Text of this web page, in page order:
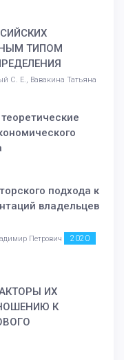
ТИПОМ
С. Е., Вавакина Татьяна
подхода к
владельцев
Петрович
2020
ИХ
К